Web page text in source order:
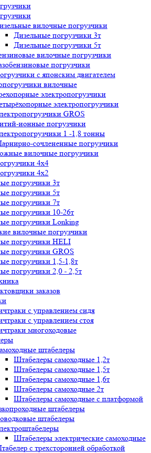
вилочные погрузчики
Дизельные погрузчики 3т
Дизельные погрузчики 5т
вилочные погрузчики
погрузчики
с японским двигателем
вилочные
электропогрузчики
электропогрузчики
GROS
ионные погрузчики
1 -1,8 тонны
сочлененные погрузчики
вилочные погрузчики
4х4
4х2
погрузчики 3т
погрузчики 5т
погрузчики 7т
погрузчики 10-26т
погрузчики Lonking
вилочные погрузчики
погрузчики HELI
погрузчики GROS
погрузчики 1,5-1,8т
погрузчики 2,0 - 2,5т
заказов
с управлением сидя
с управлением стоя
многоходовые
штабелеры
Штабелеры самоходные 1,2т
Штабелеры самоходные 1,5т
Штабелеры самоходные 1,6т
Штабелеры самоходные 2т
Штабелеры самоходные с платформой
штабелеры
штабелеры
Штабелеры электрические самоходные
с трехсторонней обработкой